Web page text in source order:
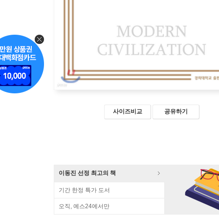
사이즈비교 공유하기
이동진 선정 최고의 책
기간 한정 특가 도서
오직, 예스24에서만